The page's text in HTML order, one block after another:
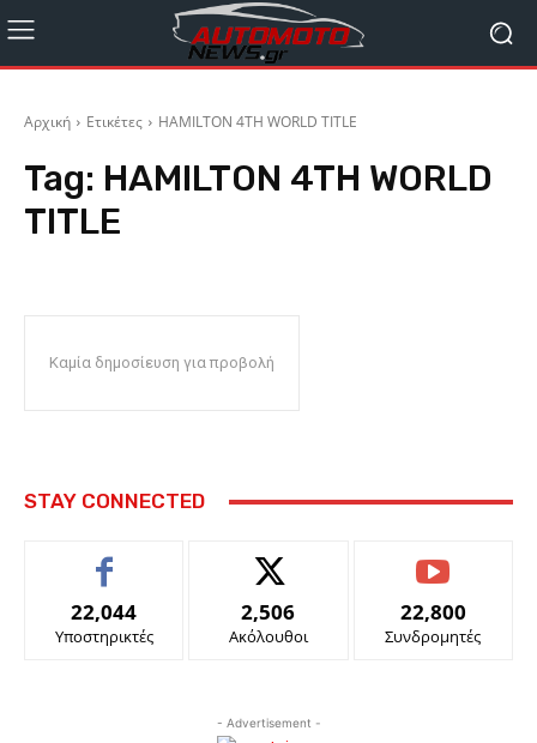
Αρχική Ετικέτες HAMILTON 4TH WORLD TITLE
Tag: HAMILTON 4TH WORLD
TITLE
Καμία δημοσίευση για προβολή
STAY CONNECTED
22,044
Υποστηρικτές
2,506
Ακόλουθοι
22,800
Συνδρομητές
- Advertisement -